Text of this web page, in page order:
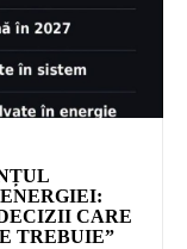
CARE
TREBUIE”